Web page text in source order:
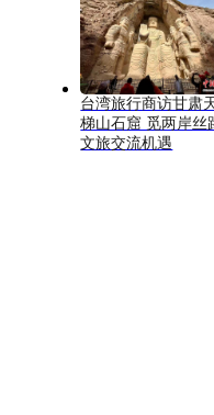
台湾旅行商访甘肃
梯山石窟 觅两岸丝
文旅交流机遇